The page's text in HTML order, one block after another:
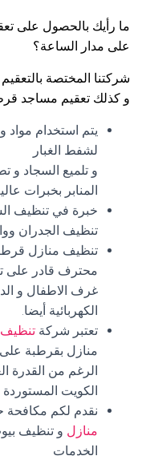
ما رأيك بالحصول على
على مدار الساعة؟
شركتنا المختصة
و كذلك تعقيم مساجد قرطبة
يتم استخدام مواد
لشفط الغبار
و تلميع السجاد و
المنابر بخبرات
خبرة في تنظيف
تنظيف الجدران
تنظيف منازل
محترف قادر على
غرف الاطفال و
الكهربائية أيضا.
تعتبر شركة
منازل بقرطبة على
الرغم من القدرة
الكويت المستوردة
نقدم لكم
منازل و تنظيف
الخدمات